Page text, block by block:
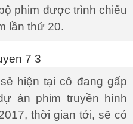
phim được trình chiếu
lần thứ 20.
hiện tại cô đang gấp
án phim truyền hình
thời gian tới, sẽ có